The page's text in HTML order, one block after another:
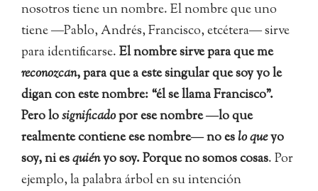
nosotros tiene un nombre. El nombre que uno
tiene ―Pablo, Andrés, Francisco, etcétera― sirve
para identificarse.El nombre sirve para que me
reconozcan, para que a este singular que soy yo le
digan con este nombre: “él se llama Francisco”.
Pero losignificadopor ese nombre ―lo que
realmente contiene ese nombre― no eslo queyo
soy, ni esquiényo soy. Porque no somos cosas. Por
ejemplo, la palabra árbol en su intención